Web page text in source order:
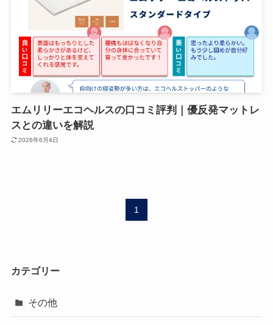
エムリリーエコヘルスの口コミ評判｜優反発マットレ
スとの違いを解説
2026年6月4日
1
カテゴリー
その他